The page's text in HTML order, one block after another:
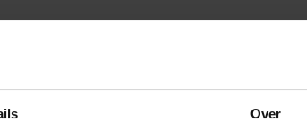
Over